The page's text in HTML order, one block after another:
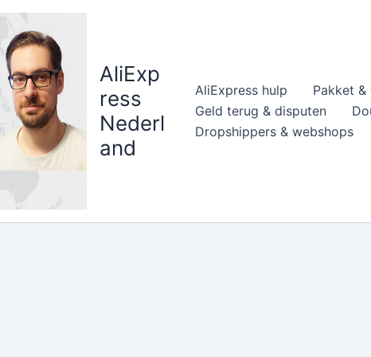
AliExp
ress
Nederl
and
AliExpress hulp Pakket
Geld terug & disputen
Dropshippers & webshops